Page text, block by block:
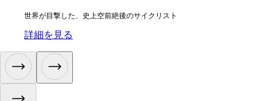
世界が目撃した、史上空前絶後のサイクリスト
詳細を見る